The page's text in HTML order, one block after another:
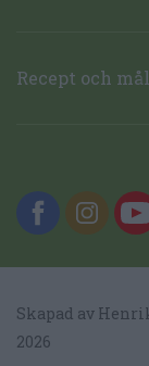
Recept och
Skapad av
2026